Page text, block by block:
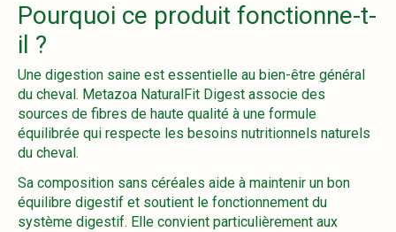
Pourquoi ce produit fonctionne-t-
il ?
Une digestion saine est essentielle au bien-être général
du cheval. Metazoa NaturalFit Digest associe des
sources de fibres de haute qualité à une formule
équilibrée qui respecte les besoins nutritionnels naturels
du cheval.
Sa composition sans céréales aide à maintenir un bon
équilibre digestif et soutient le fonctionnement du
système digestif. Elle convient particulièrement aux